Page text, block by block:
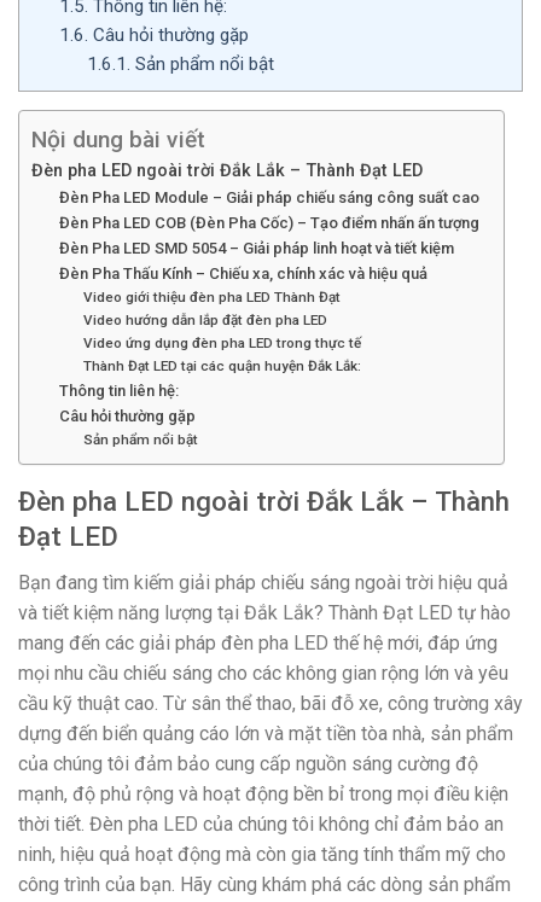
1.5. Thông tin liên hệ:
1.6. Câu hỏi thường gặp
1.6.1. Sản phẩm nổi bật
Nội dung bài viết
Đèn pha LED ngoài trời Đắk Lắk – Thành Đạt LED
Đèn Pha LED Module – Giải pháp chiếu sáng công suất cao
Đèn Pha LED COB (Đèn Pha Cốc) – Tạo điểm nhấn ấn tượng
Đèn Pha LED SMD 5054 – Giải pháp linh hoạt và tiết kiệm
Đèn Pha Thấu Kính – Chiếu xa, chính xác và hiệu quả
Video giới thiệu đèn pha LED Thành Đạt
Video hướng dẫn lắp đặt đèn pha LED
Video ứng dụng đèn pha LED trong thực tế
Thành Đạt LED tại các quận huyện Đắk Lắk:
Thông tin liên hệ:
Câu hỏi thường gặp
Sản phẩm nổi bật
Đèn pha LED ngoài trời Đắk Lắk – Thành
Đạt LED
Bạn đang tìm kiếm giải pháp chiếu sáng ngoài trời hiệu quả
và tiết kiệm năng lượng tại Đắk Lắk? Thành Đạt LED tự hào
mang đến các giải pháp đèn pha LED thế hệ mới, đáp ứng
mọi nhu cầu chiếu sáng cho các không gian rộng lớn và yêu
cầu kỹ thuật cao. Từ sân thể thao, bãi đỗ xe, công trường xây
dựng đến biển quảng cáo lớn và mặt tiền tòa nhà, sản phẩm
của chúng tôi đảm bảo cung cấp nguồn sáng cường độ
mạnh, độ phủ rộng và hoạt động bền bỉ trong mọi điều kiện
thời tiết. Đèn pha LED của chúng tôi không chỉ đảm bảo an
ninh, hiệu quả hoạt động mà còn gia tăng tính thẩm mỹ cho
công trình của bạn. Hãy cùng khám phá các dòng sản phẩm